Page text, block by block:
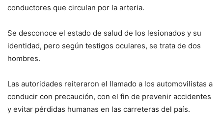
conductores que circulan por la arteria.
Se desconoce el estado de salud de los lesionados y su
identidad, pero según testigos oculares, se trata de dos
hombres.
Las autoridades reiteraron el llamado a los automovilistas a
conducir con precaución, con el fin de prevenir accidentes
y evitar pérdidas humanas en las carreteras del país.